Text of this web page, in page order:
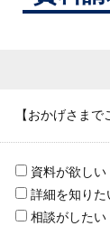
【おかげさま
資料が欲しい
詳細を知りた
相談がしたい